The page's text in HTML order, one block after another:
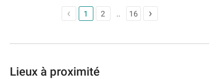
1 2 16
Lieux à proximité